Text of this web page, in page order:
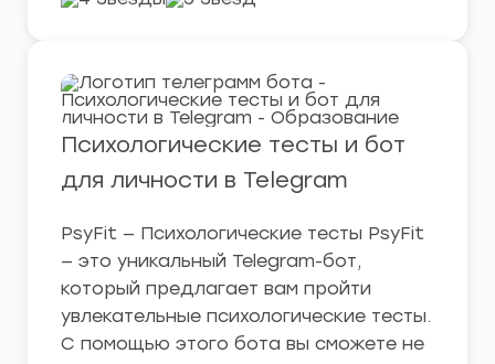
Психологические тесты и бот
для личности в Telegram
PsyFit — Психологические тесты PsyFit
— это уникальный Telegram-бот,
который предлагает вам пройти
увлекательные психологические тесты.
С помощью этого бота вы сможете не